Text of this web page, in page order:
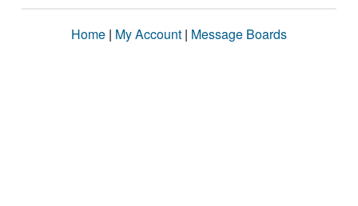
Home | My Account | Message Boards